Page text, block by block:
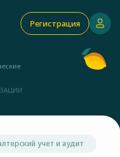
Регистрация
учет и аудит